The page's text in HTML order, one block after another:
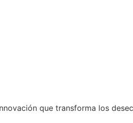
que transforma los